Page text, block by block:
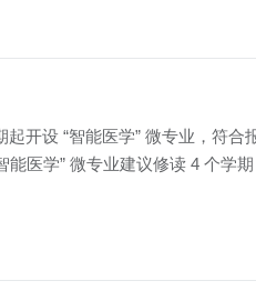
开设 “智能医学” 微专业，符
医学” 微专业建议修读 4 个